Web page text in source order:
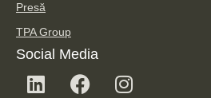
Presă
TPA Group
Social Media